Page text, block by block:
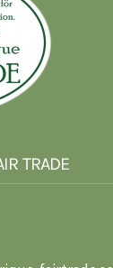
TRADE